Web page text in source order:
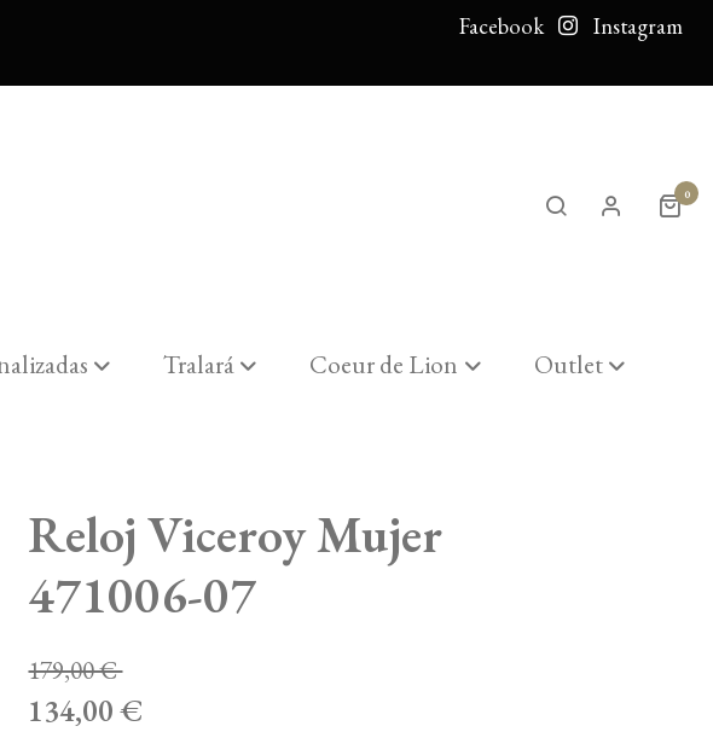
Facebook Instagram
0
Tralará Coeur de Lion Outlet
Reloj Viceroy Mujer
471006-07
179,00 €
134,00 €